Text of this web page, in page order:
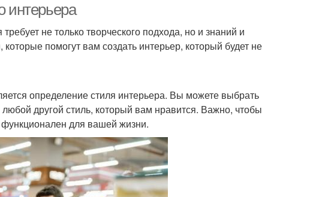
интерьера
не только творческого подхода, но и знаний и
помогут вам создать интерьер, который будет не
определение стиля интерьера. Вы можете выбрать
другой стиль, который вам нравится. Важно, чтобы
для вашей жизни.